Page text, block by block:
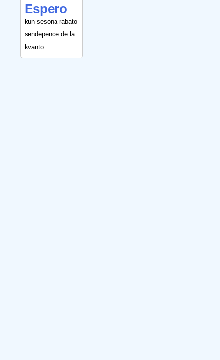
Espero
kun sesona rabato
sendepende de la
kvanto.